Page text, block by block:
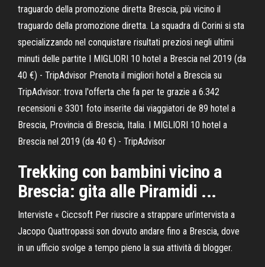
traguardo della promozione diretta Brescia, più vicino il
traguardo della promozione diretta. La squadra di Corini si sta
specializzando nel conquistare risultati preziosi negli ultimi
minuti delle partite I MIGLIORI 10 hotel a Brescia nel 2019 (da
40 €) - TripAdvisor Prenota il migliori hotel a Brescia su
TripAdvisor: trova l'offerta che fa per te grazie a 6.342
recensioni e 3301 foto inserite dai viaggiatori de 89 hotel a
Brescia, Provincia di Brescia, Italia. I MIGLIORI 10 hotel a
Brescia nel 2019 (da 40 €) - TripAdvisor
Trekking con bambini vicino a
Brescia: gita alle Piramidi ...
Interviste « Ciccsoft Per riuscire a strappare un’intervista a
Jacopo Quattropassi son dovuto andare fino a Brescia, dove
in un ufficio svolge a tempo pieno la sua attività di blogger.